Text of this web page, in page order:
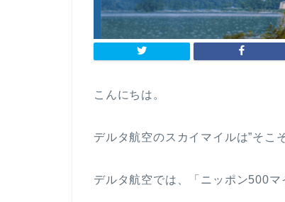
こんにちは。
デルタ航空のスカイマイルは”そこ
デルタ航空では、「ニッポン500マ